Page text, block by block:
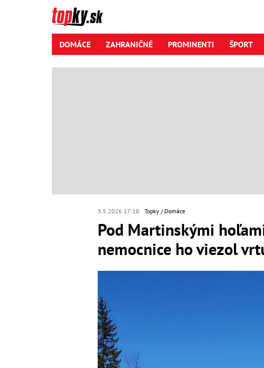
DOMÁCE ZAHRANIČNÉ PROMINENTI ŠPORT
3.5.2026 17:18 Topky Domáce
Pod Martinskými
nemocnice ho viezol